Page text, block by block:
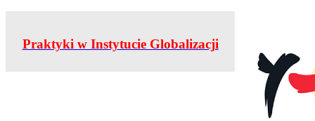
Praktyki w Instytucie Globalizacji